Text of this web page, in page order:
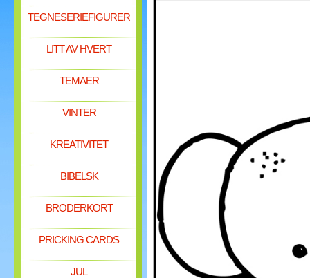
TEGNESERIEFIGURER
LITT AV HVERT
TEMAER
VINTER
KREATIVITET
BIBELSK
BRODERKORT
PRICKING CARDS
JUL